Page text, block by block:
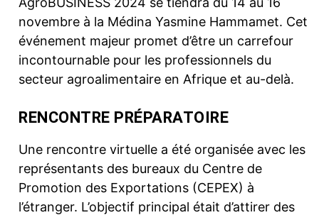
novembre à la Médina Yasmine Hammamet. Cet
événement majeur promet d’être un carrefour
incontournable pour les professionnels du
secteur agroalimentaire en Afrique et au-delà.
RENCONTRE PRÉPARATOIRE
Une rencontre virtuelle a été organisée avec les
représentants des bureaux du Centre de
Promotion des Exportations (CEPEX) à
l’étranger. L’objectif principal était d’attirer des